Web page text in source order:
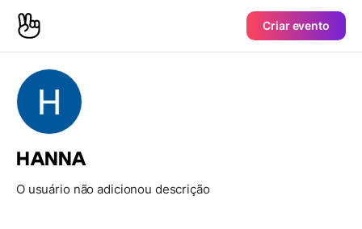
Criar evento
HANNA
O usuário não adicionou descrição